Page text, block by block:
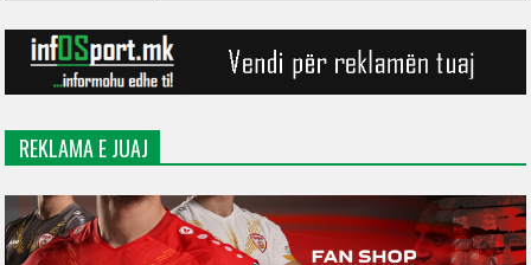
REKLAMA E JUAJ